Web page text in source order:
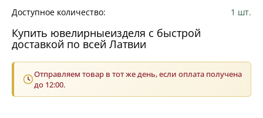
Доступное количество:
1 шт.
Купить ювелирныеизделя с быстрой
доставкой по всей Латвии
Отправляем товар в тот же день, если оплата получена
до 12:00.